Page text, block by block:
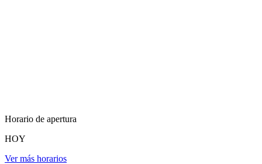
Horario de apertura
HOY
Ver más horarios